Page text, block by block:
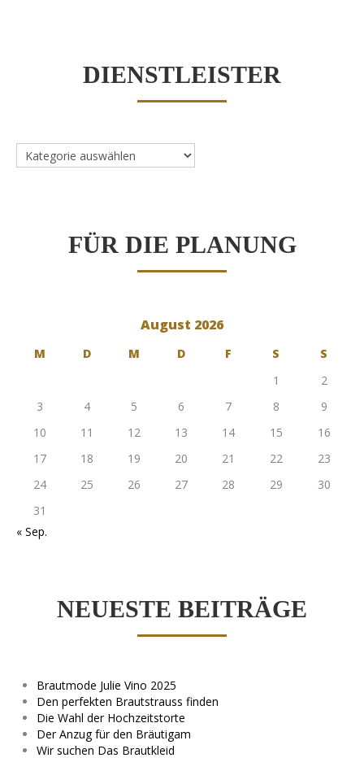
DIENSTLEISTER
Dienstleister
FÜR DIE PLANUNG
August 2026
M D M D F S
S
1
2
3
4 5 6 7 8
9
10
11 12 13 14 15
16
17
18 19 20 21 22
23
24
25 26 27 28 29
30
31
« Sep.
NEUESTE BEITRÄGE
Brautmode Julie Vino 2025
Den perfekten Brautstrauss finden
Die Wahl der Hochzeitstorte
Der Anzug für den Bräutigam
Wir suchen Das Brautkleid